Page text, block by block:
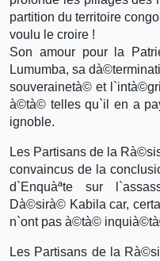
partition du territoire
voulu le croire !
Son amour pour la
Lumumba, sa
souverainetà© et
à©tà© telles qu`il en a
ignoble.
Les Partisans de la
convaincus de la
d`Enquàªte sur
Dà©sirà© Kabila car,
n`ont pas à©tà©
Les Partisans de la